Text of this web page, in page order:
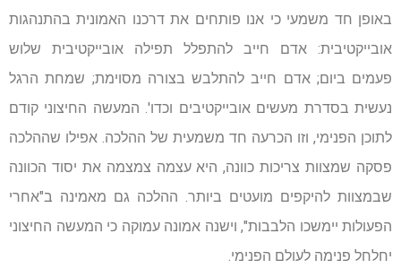
באופן חד משמעי כי אנו פותחים את דרכנו האמונית בהתנהגות
אובייקטיבית: אדם חייב להתפלל תפילה אובייקטיבית שלוש
פעמים ביום; אדם חייב להתלבש בצורה מסוימת; שמחת הרגל
נעשית בסדרת מעשים אובייקטיבים וכדו'. המעשה החיצוני קודם
לתוכן הפנימי, וזו הכרעה חד משמעית של ההלכה. אפילו שההלכה
פסקה שמצוות צריכות כוונה, היא עצמה צמצמה את יסוד הכוונה
שבמצוות להיקפים מועטים ביותר. ההלכה גם מאמינה ב"אחרי
הפעולות יימשכו הלבבות", וישנה אמונה עמוקה כי המעשה החיצוני
יחלחל פנימה לעולם הפנימי.